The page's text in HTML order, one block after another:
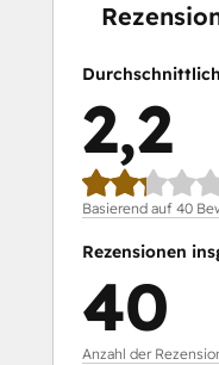
2,2
Basierend auf 40
Rezensionen
40
Anzahl der